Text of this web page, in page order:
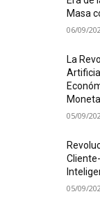
Masa
06/09/
La
05/09/
05/09/